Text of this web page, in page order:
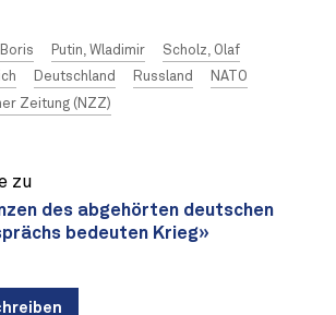
Putin, Wladimir
Scholz, Olaf
Deutschland Russland
NATO
Zeitung (NZZ)
zu
des abgehörten deutschen
bedeuten Krieg»